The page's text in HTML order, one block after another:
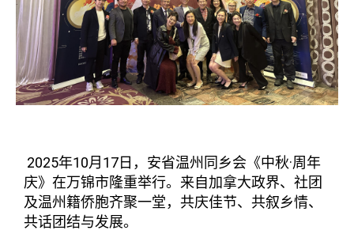
2025年10月17日，安省温州同乡会《中秋·周年
庆》在万锦市隆重举行。来自加拿大政界、社团
及温州籍侨胞齐聚一堂，共庆佳节、共叙乡情、
共话团结与发展。